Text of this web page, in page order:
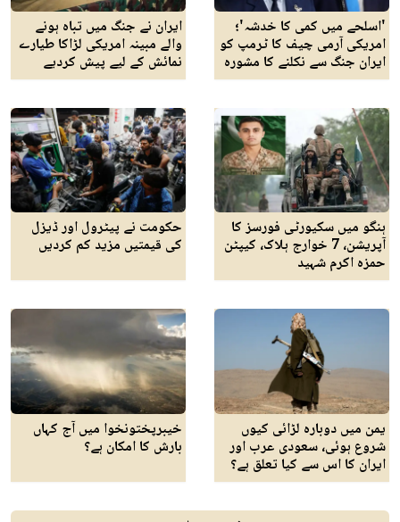
'اسلحے میں کمی کا خدشہ'؛
امریکی آرمی چیف کا ٹرمپ کو
ایران جنگ سے نکلنے کا مشورہ
ایران نے جنگ میں تباہ ہونے
والے مبینہ امریکی لڑاکا طیارے
نمائش کے لیے پیش کردیے
ہنگو میں سکیورٹی فورسز کا
آپریشن، 7 خوارج ہلاک، کیپٹن
حمزہ اکرم شہید
حکومت نے پیٹرول اور ڈیزل
کی قیمتیں مزید کم کردیں
یمن میں دوبارہ لڑائی کیوں
شروع ہوئی، سعودی عرب اور
ایران کا اس سے کیا تعلق ہے؟
خیبرپختونخوا میں آج کہاں
بارش کا امکان ہے؟